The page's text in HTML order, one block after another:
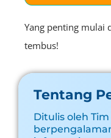
Yang penting mulai
tembus!
Tentang
Ditulis oleh